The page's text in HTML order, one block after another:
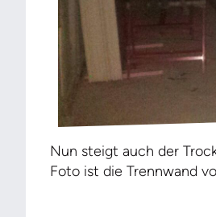
Nun steigt auch der
Foto ist die Trennwand